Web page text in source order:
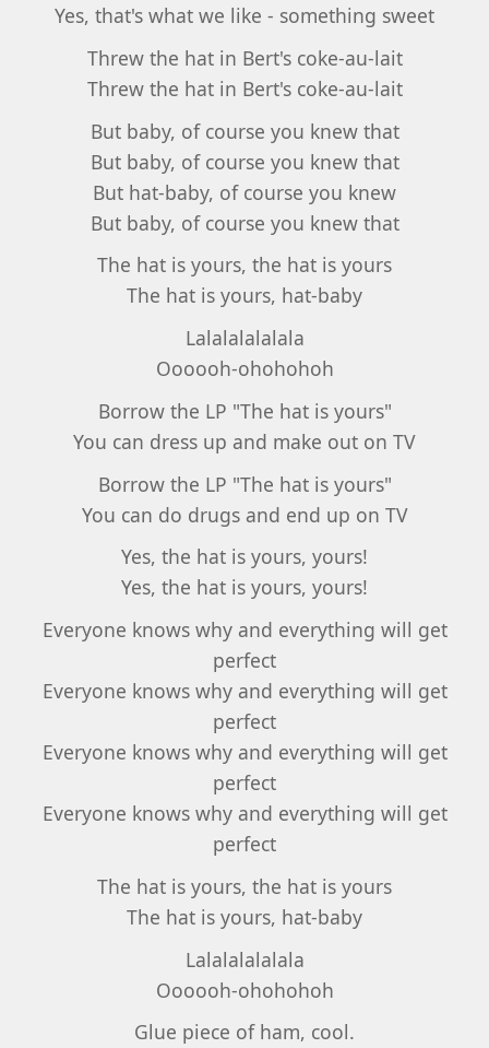
Yes, that's what we like - something sweet
Threw the hat in Bert's coke-au-lait
Threw the hat in Bert's coke-au-lait
But baby, of course you knew that
But baby, of course you knew that
But hat-baby, of course you knew
But baby, of course you knew that
The hat is yours, the hat is yours
The hat is yours, hat-baby
Lalalalalalala
Oooooh-ohohohoh
Borrow the LP "The hat is yours"
You can dress up and make out on TV
Borrow the LP "The hat is yours"
You can do drugs and end up on TV
Yes, the hat is yours, yours!
Yes, the hat is yours, yours!
Everyone knows why and everything will get
perfect
Everyone knows why and everything will get
perfect
Everyone knows why and everything will get
perfect
Everyone knows why and everything will get
perfect
The hat is yours, the hat is yours
The hat is yours, hat-baby
Lalalalalalala
Oooooh-ohohohoh
Glue piece of ham, cool.